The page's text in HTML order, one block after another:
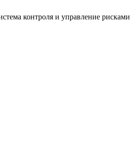
контроля и управление рисками